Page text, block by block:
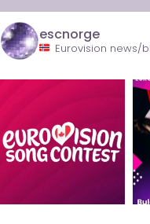
escnorge
Eurovision news/